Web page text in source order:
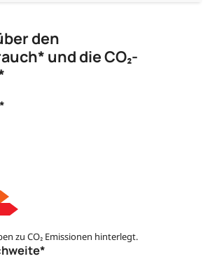
den
und die CO₂-
zu CO₂ Emissionen hinterlegt.